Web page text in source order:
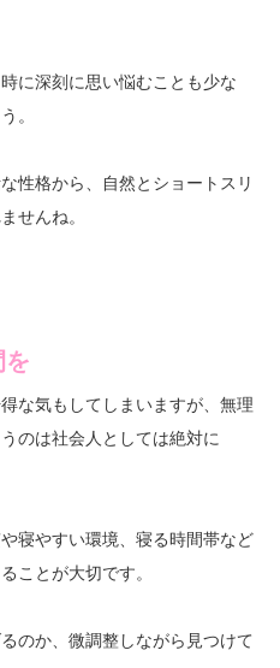
に深刻に思い悩むことも少な
。
性格から、自然とショートスリ
せんね。
な気もしてしまいますが、無理
のは社会人としては絶対に
寝やすい環境、寝る時間帯など
ことが大切です。
のか、微調整しながら見つけて